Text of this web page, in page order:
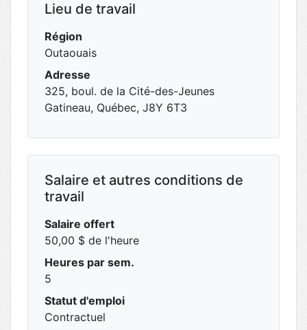
Lieu de travail
Région
Outaouais
Adresse
325, boul. de la Cité-des-Jeunes
Gatineau, Québec, J8Y 6T3
Salaire et autres conditions de
travail
Salaire offert
50,00 $ de l'heure
Heures par sem.
5
Statut d'emploi
Contractuel